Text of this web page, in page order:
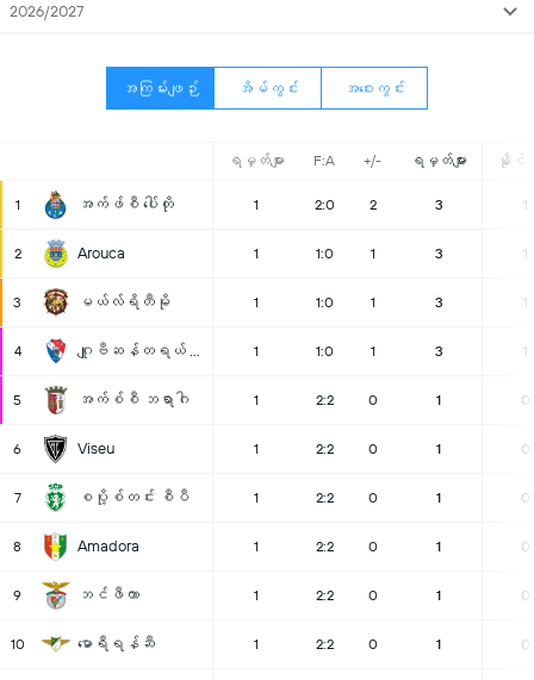
2026/2027
အကြမ်းဖျဉ်း အိမ်ကွင်း အဝေးကွင်း
ရမှတ်များ F:A +/- ရမှတ်များ နိုင်ပွဲ
1 အက်ဖ်စီ ပေါ်တို 1 2:0 2 3 1
2 Arouca 1 1:0 1 3 1
3 မယ်လ်ရိတီမို 1 1:0 1 3 1
4 ဂျူဗီဆန်တရယ် အက်ဖ်စီ 1 1:0 1 3 1
5 အက်စ်စီ ဘရာဂါ 1 2:2 0 1 0
6 Viseu 1 2:2 0 1 0
7 စပို့စ်တင်း စီပီ 1 2:2 0 1 0
8 Amadora 1 2:2 0 1 0
9 ဘင်ဖီကာ 1 2:2 0 1 0
10 မောရီရန်ဆီ 1 2:2 0 1 0